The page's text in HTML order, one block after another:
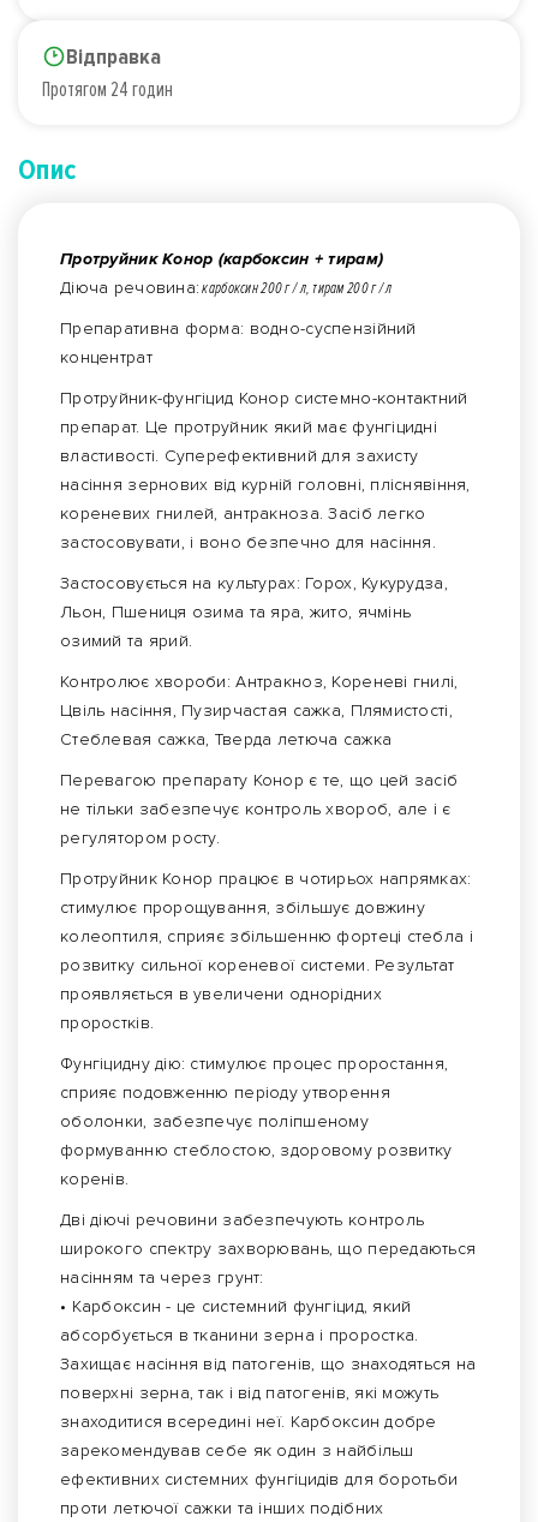
Відправка
Протягом 24 годин
Опис
Протруйник Конор (карбоксин + тирам)
Діюча речовина:карбоксин 200 г / л, тирам 200 г / л
Препаративна форма: водно-суспензійний
концентрат
Протруйник-фунгіцид Конор системно-контактний
препарат. Це протруйник який має фунгіцидні
властивості. Суперефективний для захисту
насіння зернових від курній головні, пліснявіння,
кореневих гнилей, антракноза. Засіб легко
застосовувати, і воно безпечно для насіння.
Застосовується на культурах: Горох, Кукурудза,
Льон, Пшениця озима та яра, жито, ячмінь
озимий та ярий.
Контролює хвороби: Антракноз, Кореневі гнилі,
Цвіль насіння, Пузирчастая сажка, Плямистості,
Стеблевая сажка, Тверда летюча сажка
Перевагою препарату Конор є те, що цей засіб
не тільки забезпечує контроль хвороб, але і є
регулятором росту.
Протруйник Конор працює в чотирьох напрямках:
стимулює пророщування, збільшує довжину
колеоптиля, сприяє збільшенню фортеці стебла і
розвитку сильної кореневої системи. Результат
проявляється в увеличени однорідних
проростків.
Фунгіцидну дію: стимулює процес проростання,
сприяє подовженню періоду утворення
оболонки, забезпечує поліпшеному
формуванню стеблостою, здоровому розвитку
коренів.
Дві діючі речовини забезпечують контроль
широкого спектру захворювань, що передаються
насінням та через грунт:
• Карбоксин - це системний фунгіцид, який
абсорбується в тканини зерна і проростка.
Захищає насіння від патогенів, що знаходяться на
поверхні зерна, так і від патогенів, які можуть
знаходитися всередині неї. Карбоксин добре
зарекомендував себе як один з найбільш
ефективних системних фунгіцидів для боротьби
проти летючої сажки та інших подібних